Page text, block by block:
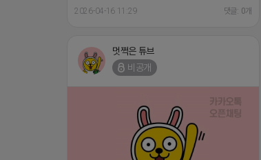
2026-04-16 11:29 댓글: 0개
멋쩍은 튜브
비공개